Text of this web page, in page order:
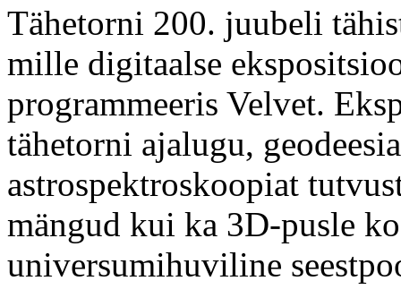
Tähetorni 200. juubeli
mille digitaalse
programmeeris Velvet.
tähetorni ajalugu,
astrospektroskoopiat
mängud kui ka 3D-pusle
universumihuviline